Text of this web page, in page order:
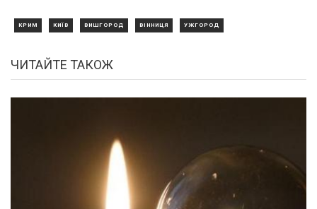
КРИМ КИЇВ ВИШГОРОД ВІННИЦЯ УЖГОРОД
ЧИТАЙТЕ ТАКОЖ